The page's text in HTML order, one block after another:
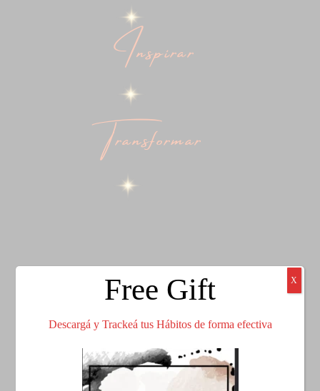
Inspirar
Transformar
Free Gift
Descargá y Trackeá tus Hábitos de forma efectiva
X